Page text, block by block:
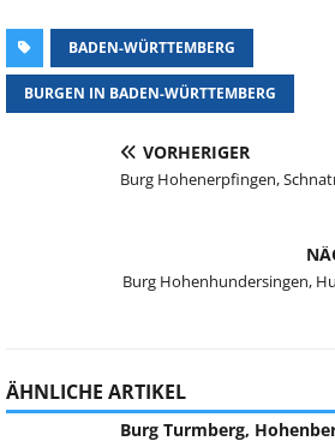
BADEN-WÜRTTEMBERG
BURGEN IN BADEN-WÜRTTEMBERG
VORHERIGER
Burg Hohenerpfingen,
Burg Hohenhundersingen,
ÄHNLICHE ARTIKEL
Burg Turmberg,